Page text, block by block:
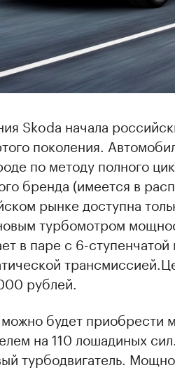
Skoda начала
поколения.
по методу полного
бренда (имеется в
рынке доступна
турбомотром
в паре с 6-
рублей.
будет приобрести
на 110 лошадиных
турбодвигатель.